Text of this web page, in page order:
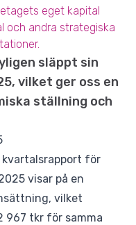
eget kapital
och andra strategiska
släppt sin
vilket ger oss en
ställning och
kvartalsrapport för
visar på en
vilket
967 tkr för samma